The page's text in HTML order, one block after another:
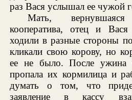
раз Вася услышал ее чужой
Мать,
кооператива, отец и
ходили в разные стороны
кликали свою корову, но
ее не было. После ужина
пропала их кормилица и
думать о том, что
заявление в кассу